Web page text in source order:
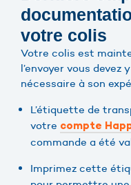
votre colis
Votre colis est
l’envoyer vous
nécessaire à son
L’étiquette de
votre compte
commande a été
Imprimez cette